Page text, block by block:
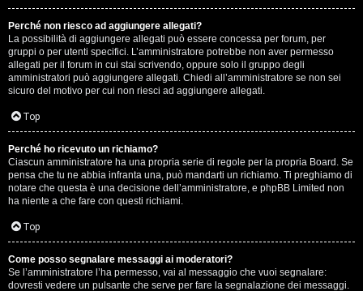
Perché non riesco ad aggiungere allegati?
La possibilità di aggiungere allegati può essere concessa per forum, per
gruppi o per utenti specifici. L’amministratore potrebbe non aver permesso
allegati per il forum in cui stai scrivendo, oppure solo il gruppo degli
amministratori può aggiungere allegati. Chiedi all’amministratore se non sei
sicuro del motivo per cui non riesci ad aggiungere allegati.
Top
Perché ho ricevuto un richiamo?
Ciascun amministratore ha una propria serie di regole per la propria Board. Se
pensa che tu ne abbia infranta una, può mandarti un richiamo. Ti preghiamo di
notare che questa è una decisione dell’amministratore, e phpBB Limited non
ha niente a che fare con questi richiami.
Top
Come posso segnalare messaggi ai moderatori?
Se l’amministratore l’ha permesso, vai al messaggio che vuoi segnalare:
dovresti vedere un pulsante che serve per fare la segnalazione dei messaggi.
R
e
s
o
c
o
n
t
i
S